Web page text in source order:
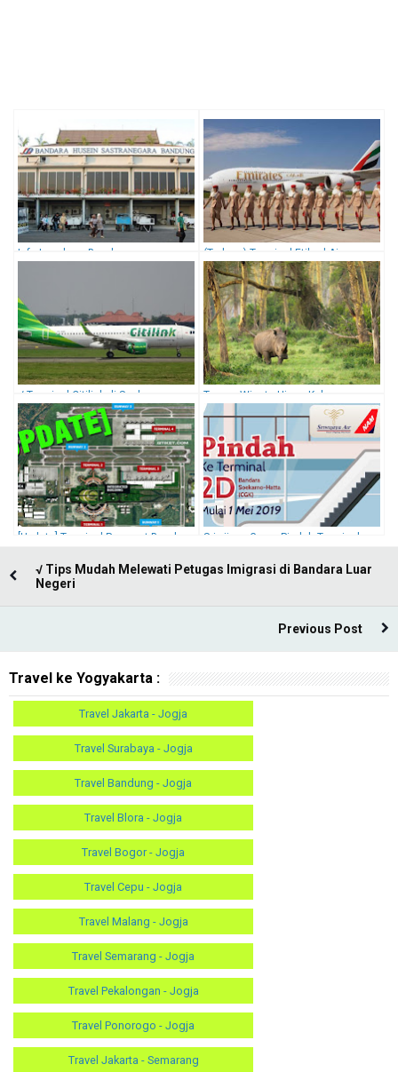
Info Lengkap : Bandara
(Terbaru) Terminal Etihad Airways
Di Soekarno Hatta √ 2019
√ Terminal Citilink di Soekarno
Hatta Terbaru (2019)
Taman Wisata Ujung Kulon,
Kebanggan Indonesia yang perlu
kita tahu !
[Update] Terminal Pesawat Bandara
Sriwijaya Group Pindah Terminal
√ Tips Mudah Melewati Petugas Imigrasi di Bandara Luar
Negeri
Previous Post
Travel ke Yogyakarta :
Travel Jakarta - Jogja
Travel Surabaya - Jogja
Travel Bandung - Jogja
Travel Blora - Jogja
Travel Bogor - Jogja
Travel Cepu - Jogja
Travel Malang - Jogja
Travel Semarang - Jogja
Travel Pekalongan - Jogja
Travel Ponorogo - Jogja
Travel Jakarta - Semarang